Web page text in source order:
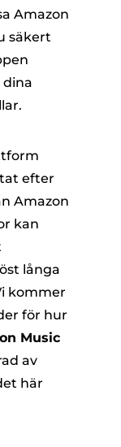
Amazon
säkert
efter
Amazon
kan
långa
kommer
för hur
Music
av
här